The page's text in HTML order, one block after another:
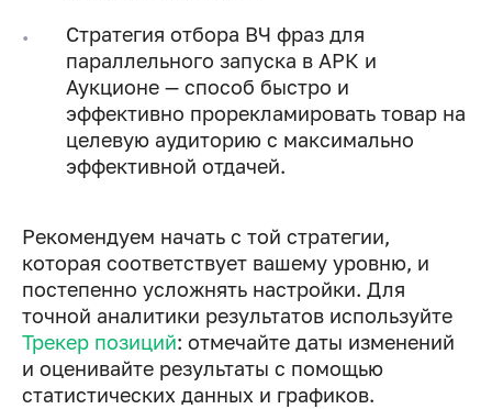
Стратегия отбора ВЧ фраз для
параллельного запуска в АРК и
Аукционе — способ быстро и
эффективно прорекламировать товар на
целевую аудиторию с максимально
эффективной отдачей.
Рекомендуем начать с той стратегии,
которая соответствует вашему уровню, и
постепенно усложнять настройки. Для
точной аналитики результатов используйте
Трекер позиций: отмечайте даты изменений
и оценивайте результаты с помощью
статистических данных и графиков.